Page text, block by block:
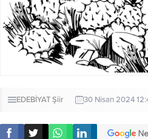
EDEBİYATŞiir 30 Nisan 2024